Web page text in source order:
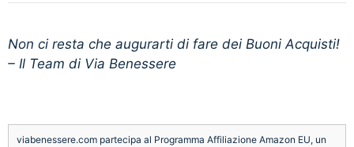
Non ci resta che augurarti di fare dei Buoni Acquisti!
– Il Team di Via Benessere
viabenessere.com partecipa al Programma Affiliazione Amazon EU, un